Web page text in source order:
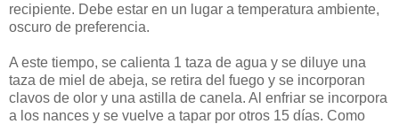
recipiente. Debe estar en un lugar a temperatura ambiente,
oscuro de preferencia.
A este tiempo, se calienta 1 taza de agua y se diluye una
taza de miel de abeja, se retira del fuego y se incorporan
clavos de olor y una astilla de canela. Al enfriar se incorpora
a los nances y se vuelve a tapar por otros 15 días. Como